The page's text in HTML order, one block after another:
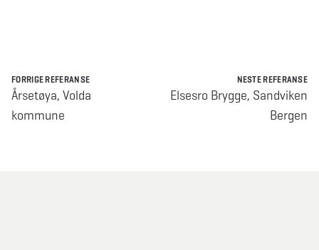
FORRIGE REFERANSE
Årsetøya, Volda
kommune
NESTE REFERANSE
Elsesro Brygge, Sandviken
Bergen